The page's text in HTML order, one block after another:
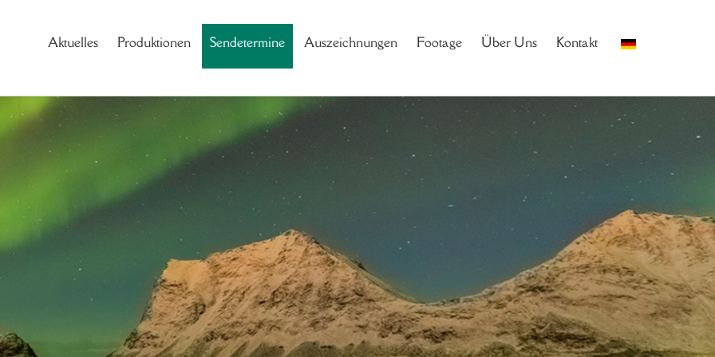
Aktuelles Produktionen Sendetermine Auszeichnungen Footage Über Uns Kontakt